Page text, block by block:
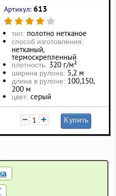
Артикул: 613
тип: полотно нетканое
способ изготовления:
нетканый,
термоскрепленный
плотность: 320 г/м²
ширина рулона: 5,2 м
длина в рулоне: 100, 150,
200 м
цвет: серый
− + Купить